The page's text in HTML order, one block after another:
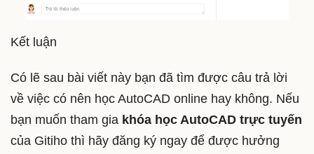
Kết luận
Có lẽ sau bài viết này bạn đã tìm được câu trả lời
về việc có nên học AutoCAD online hay không. Nếu
bạn muốn tham gia khóa học AutoCAD trực tuyến
của Gitiho thì hãy đăng ký ngay để được hưởng